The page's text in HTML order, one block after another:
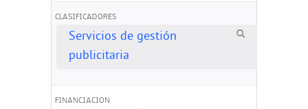
CLASIFICADORES
Servicios de gestión
publicitaria
FINANCIACION